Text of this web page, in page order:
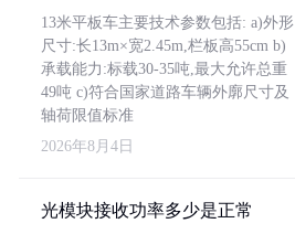
13米平板车主要技术参数包括: a)外形
尺寸:长13m×宽2.45m,栏板高55cm b)
承载能力:标载30-35吨,最大允许总重
49吨 c)符合国家道路车辆外廓尺寸及
轴荷限值标准
2026年8月4日
光模块接收功率多少是正常